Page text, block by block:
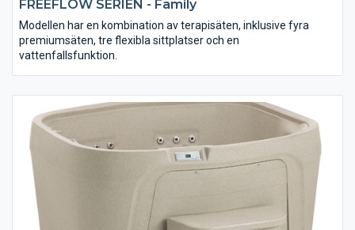
FREEFLOW SERIEN - Family
Modellen har en kombination av terapisäten, inklusive fyra
premiumsäten, tre flexibla sittplatser och en
vattenfallsfunktion.